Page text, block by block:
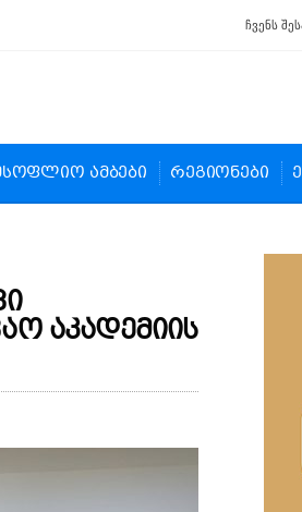
ჩვენს
ამბები რეგიონები
აკადემიის